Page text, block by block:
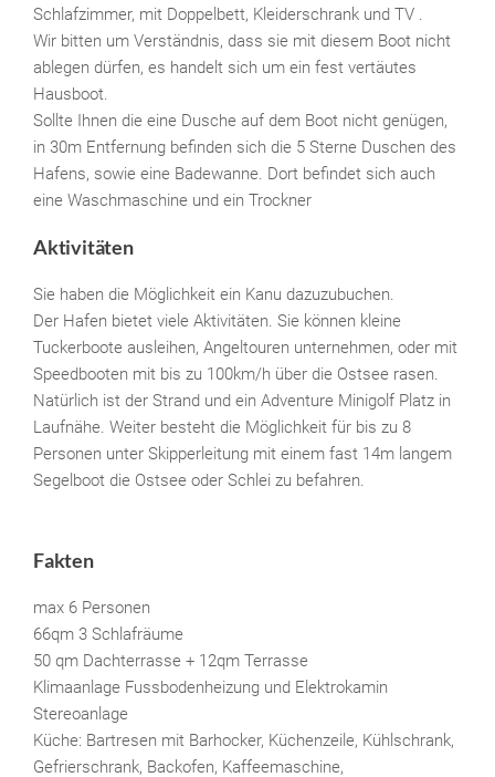
Schlafzimmer, mit Doppelbett, Kleiderschrank und TV .
Wir bitten um Verständnis, dass sie mit diesem Boot nicht
ablegen dürfen, es handelt sich um ein fest vertäutes
Hausboot.
Sollte Ihnen die eine Dusche auf dem Boot nicht genügen,
in 30m Entfernung befinden sich die 5 Sterne Duschen des
Hafens, sowie eine Badewanne. Dort befindet sich auch
eine Waschmaschine und ein Trockner
Aktivitäten
Sie haben die Möglichkeit ein Kanu dazuzubuchen.
Der Hafen bietet viele Aktivitäten. Sie können kleine
Tuckerboote ausleihen, Angeltouren unternehmen, oder mit
Speedbooten mit bis zu 100km/h über die Ostsee rasen.
Natürlich ist der Strand und ein Adventure Minigolf Platz in
Laufnähe. Weiter besteht die Möglichkeit für bis zu 8
Personen unter Skipperleitung mit einem fast 14m langem
Segelboot die Ostsee oder Schlei zu befahren.
Fakten
max 6 Personen
66qm 3 Schlafräume
50 qm Dachterrasse + 12qm Terrasse
Klimaanlage Fussbodenheizung und Elektrokamin
Stereoanlage
Küche: Bartresen mit Barhocker, Küchenzeile, Kühlschrank,
Gefrierschrank, Backofen, Kaffeemaschine,